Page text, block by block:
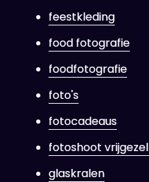
feestkleding
food fotografie
foodfotografie
foto's
fotocadeaus
fotoshoot
glaskralen